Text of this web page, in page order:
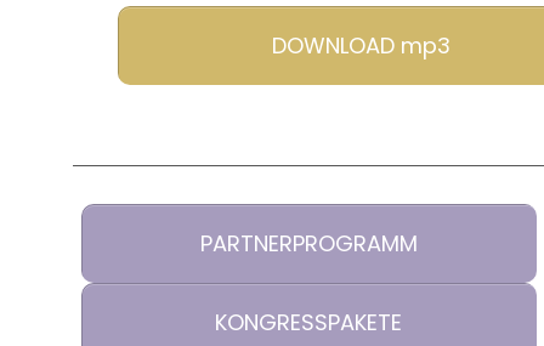
DOWNLOAD mp3
PARTNERPROGRAMM
KONGRESSPAKETE